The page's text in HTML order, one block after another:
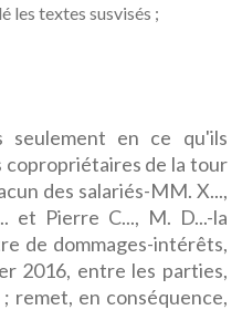
les textes susvisés ;
seulement en ce qu'ils
copropriétaires de la tour
des salariés-MM. X...,
et Pierre C..., M. D...-la
de dommages-intérêts,
2016, entre les parties,
remet, en conséquence,